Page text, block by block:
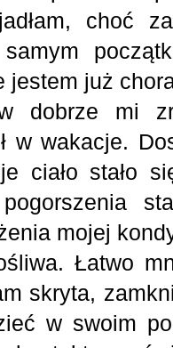
choć
jestem już
dobrze mi
w wakacje.
ciało stało
mojej
Łatwo
skryta,
w swoim